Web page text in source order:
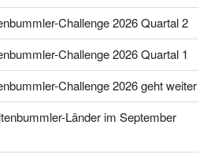
Challenge 2026 Quartal 2
Challenge 2026 Quartal 1
Challenge 2026 geht weiter
Länder im September